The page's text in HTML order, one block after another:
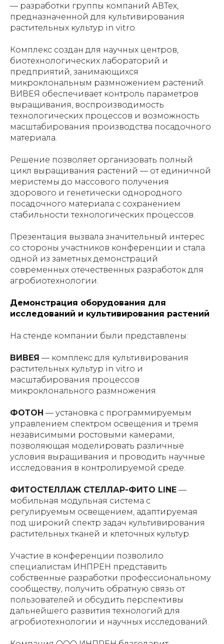
— разработки группы компаний АВТех,
предназначенной для культивирования
растительных культур in vitro.
Комплекс создан для научных центров,
биотехнологических лабораторий и
предприятий, занимающихся
микроклональным размножением растений.
ВИВЕЯ обеспечивает контроль параметров
выращивания, воспроизводимость
технологических процессов и возможность
масштабирования производства посадочного
материала.
Решение позволяет организовать полный
цикл выращивания растений — от единичной
меристемы до массового получения
здорового и генетически однородного
посадочного материала с сохранением
стабильности технологических процессов.
Презентация вызвала значительный интерес
со стороны участников конференции и стала
одной из заметных демонстраций
современных отечественных разработок для
агробиотехнологии.
Демонстрация оборудования для
исследований и культивирования растений
На стенде компании были представлены:
ВИВЕЯ — комплекс для культивирования
растительных культур in vitro и
масштабирования процессов
микроклонального размножения.
ФОТОН — установка с программируемым
управлением спектром освещения и тремя
независимыми ростовыми камерами,
позволяющая моделировать различные
условия выращивания и проводить научные
исследования в контролируемой среде.
ФИТОСТЕЛЛАЖ СТЕЛЛАР-ФИТО LINE —
мобильная модульная система с
регулируемым освещением, адаптируемая
под широкий спектр задач культивирования
растительных тканей и клеточных культур.
Участие в конференции позволило
специалистам ИНПРЕН представить
собственные разработки профессиональному
сообществу, получить обратную связь от
пользователей и обсудить перспективы
дальнейшего развития технологий для
агробиотехнологии и научных исследований.